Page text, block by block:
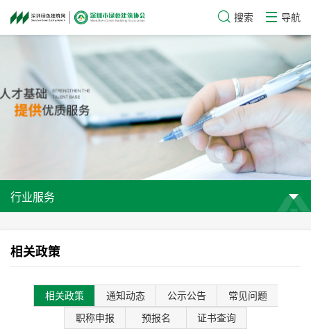
搜索 导航
行业服务
相关政策
相关政策 通知动态 公示公告
常见问题
职称申报
预报名 证书查询